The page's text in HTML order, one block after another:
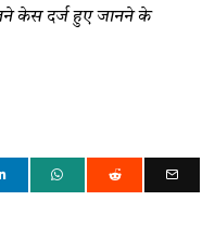
केस दर्ज हुए जानने के